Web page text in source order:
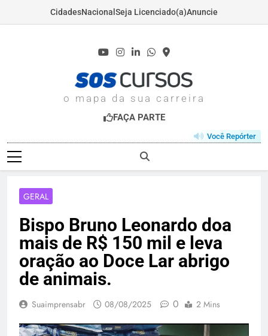
CidadesNacional Seja Licenciado(a)Anuncie
o mapa da sua carreira
FAÇA PARTE
Você Repórter
GERAL
Bispo Bruno Leonardo doa
mais de R$ 150 mil e leva
oração ao Doce Lar abrigo
de animais.
Suaimprensabr 08/08/2025 0 2 Mins